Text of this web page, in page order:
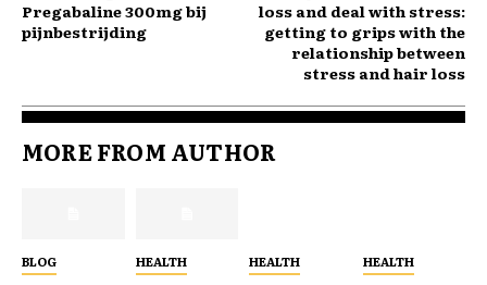
Pregabaline 300mg bij
pijnbestrijding
loss and deal with stress:
getting to grips with the
relationship between
stress and hair loss
MORE FROM AUTHOR
BLOG HEALTH HEALTH HEALTH